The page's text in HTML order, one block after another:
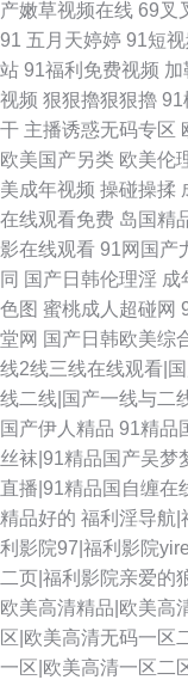
产嫩草视频在线 69叉
91 五月天婷婷 91短
站 91福利免费视频 加
视频 狠狠擼狠狠擼 91
干 主播诱惑无码专区
欧美国产另类 欧美伦
美成年视频 操碰操揉
在线观看免费 岛国精
影在线观看 91网国产
同 国产日韩伦理淫 成
色图 蜜桃成人超碰网
堂网 国产日韩欧美综
线2线三线在线观看|
线二线|国产一线与二
国产伊人精品 91精品
丝袜|91精品国产吴梦
直播|91精品国自缠在
精品好的 福利淫导航|
利影院97|福利影院
二页|福利影院亲爱的
欧美高清精品|欧美高
区|欧美高清无码一区
一区|欧美高清一区二